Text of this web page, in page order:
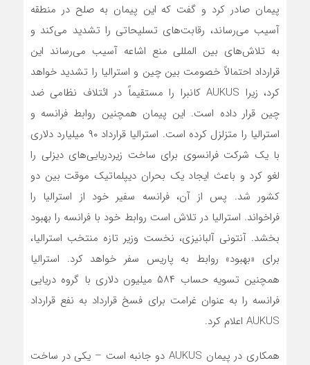
پیمان صادر کرد و گفت که این پیمان به صلح در منطقه
آسیب‌ می‌رساند، رقابت‌های تسلیحاتی را تشدید‌ می‌کند و
به تلاش‌های بین المللی منع اشاعه آسیب‌ می‌رساند این
قرارداد احتمالاً خصومت بین چین و استرالیا را تشدید خواهد
کرد، زیرا AUKUS کانبرا را مستقیماً در ائتلاف نظامی ضد
چین قرار داده است. این پیمان همچنین روابط فرانسه و
استرالیا را متزلزل کرده است. استرالیا قرارداد ۹۰ میلیارد دلاری
با یک شرکت فرانسوی برای ساخت زیردریایی‌های دیزلی را
لغو کرد و باعث ایجاد یک بحران دیپلماتیک موقت بین دو
کشور شد. پس از آن، فرانسه سفیر خود از استرالیا را
فراخواند. استرالیا در تلاش است روابط خود با فرانسه را بهبود
بخشد. آنتونی آلبانیزی، نخست وزیر تازه منتخب استرالیا،
برای «بهبود» روابط به پاریس سفر خواهد کرد. استرالیا
همچنین تسویه حساب ۵۸۴ میلیون دلاری با گروه دریایی
فرانسه را به عنوان غرامت برای فسخ قرارداد به نفع قرارداد
AUKUS اعلام کرد.
همکاری در پیمان AUKUS دو جانبه است – یکی در ساخت